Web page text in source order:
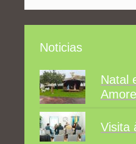
Noticias
Natal
Visita